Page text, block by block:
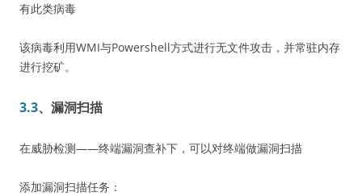
有此类病毒
该病毒利用WMI与Powershell方式进行无文件攻击，并常驻内存
进行挖矿。
3.3、漏洞扫描
在威胁检测——终端漏洞查补下，可以对终端做漏洞扫描
添加漏洞扫描任务：